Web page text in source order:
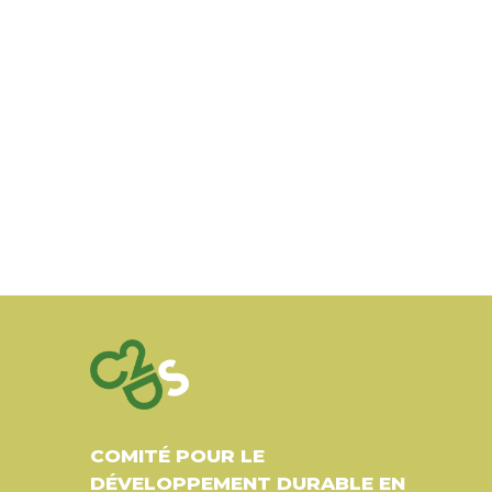
COMITÉ POUR LE
DÉVELOPPEMENT DURABLE EN